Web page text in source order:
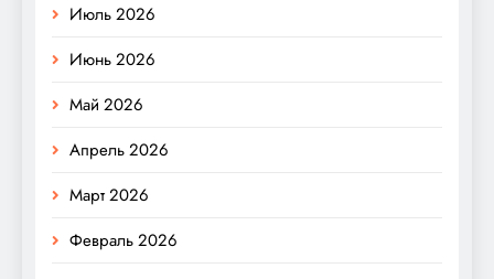
Июль 2026
Июнь 2026
Май 2026
Апрель 2026
Март 2026
Февраль 2026